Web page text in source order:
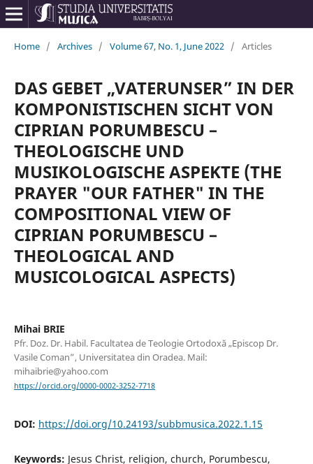
Home / Archives / Volume 67, No. 1, June 2022 / Articles
DAS GEBET „VATERUNSER” IN DER
KOMPONISTISCHEN SICHT VON
CIPRIAN PORUMBESCU –
THEOLOGISCHE UND
MUSIKOLOGISCHE ASPEKTE (THE
PRAYER "OUR FATHER" IN THE
COMPOSITIONAL VIEW OF
CIPRIAN PORUMBESCU –
THEOLOGICAL AND
MUSICOLOGICAL ASPECTS)
Mihai BRIE
Pfr. Doz. Dr. Habil. Facultatea de Teologie Ortodoxă „Episcop Dr.
Vasile Coman”, Universitatea din Oradea. Mail:
mihaibrie@yahoo.com
https://orcid.org/0000-0002-3252-7718
DOI: https://doi.org/10.24193/subbmusica.2022.1.15
Keywords: Jesus Christ, religion, church, Porumbescu,